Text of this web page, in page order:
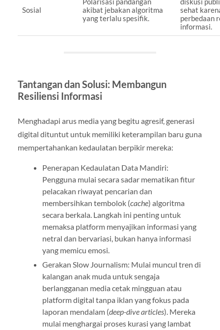
Sosial
akibat jebakan algoritma
yang terlalu spesifik.
sehat
perbedaan
informasi.
Tantangan dan Solusi: Membangun
Resiliensi Informasi
Menghadapi arus media yang begitu agresif, generasi
digital dituntut untuk memiliki keterampilan baru guna
mempertahankan kedaulatan berpikir mereka:
Penerapan Kedaulatan Data Mandiri:
Pengguna mulai secara sadar mematikan fitur
pelacakan riwayat pencarian dan
membersihkan tembolok (cache) algoritma
secara berkala. Langkah ini penting untuk
memaksa platform menyajikan informasi yang
netral dan bervariasi, bukan hanya informasi
yang memicu emosi.
Gerakan Slow Journalism: Mulai muncul tren di
kalangan anak muda untuk sengaja
berlangganan media cetak mingguan atau
platform digital tanpa iklan yang fokus pada
laporan mendalam (deep-dive articles). Mereka
mulai menghargai proses kurasi yang lambat